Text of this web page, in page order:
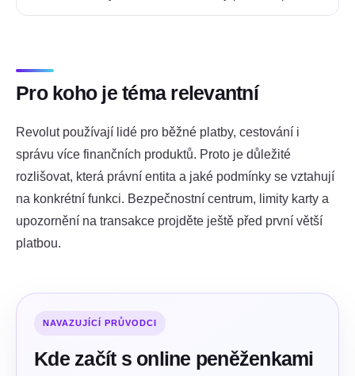
Pro koho je téma relevantní
Revolut používají lidé pro běžné platby, cestování i
správu více finančních produktů. Proto je důležité
rozlišovat, která právní entita a jaké podmínky se vztahují
na konkrétní funkci. Bezpečnostní centrum, limity karty a
upozornění na transakce projděte ještě před první větší
platbou.
NAVAZUJÍCÍ PRŮVODCI
Kde začít s online peněženkami